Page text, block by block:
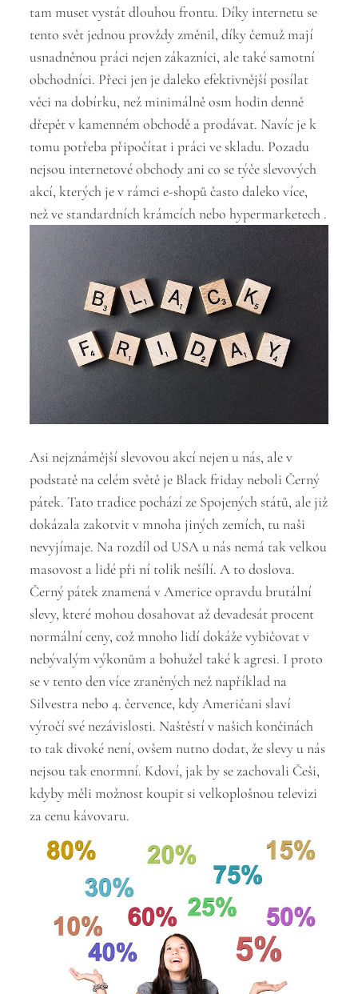
tam muset vystát dlouhou frontu. Díky internetu se
tento svět jednou provždy změnil, díky čemuž mají
usnadněnou práci nejen zákazníci, ale také samotní
obchodníci. Přeci jen je daleko efektivnější posílat
věci na dobírku, než minimálně osm hodin denně
dřepět v kamenném obchodě a prodávat. Navíc je k
tomu potřeba připočítat i práci ve skladu. Pozadu
nejsou internetové obchody ani co se týče slevových
akcí, kterých je v rámci e-shopů často daleko více,
než ve standardních krámcích nebo hypermarketech .
Asi nejznámější slevovou akcí nejen u nás, ale v
podstatě na celém světě je Black friday neboli Černý
pátek. Tato tradice pochází ze Spojených států, ale již
dokázala zakotvit v mnoha jiných zemích, tu naši
nevyjímaje. Na rozdíl od USA u nás nemá tak velkou
masovost a lidé při ní tolik nešílí. A to doslova.
Černý pátek znamená v Americe opravdu brutální
slevy, které mohou dosahovat až devadesát procent
normální ceny, což mnoho lidí dokáže vybičovat v
nebývalým výkonům a bohužel také k agresi. I proto
se v tento den více zraněných než například na
Silvestra nebo 4. července, kdy Američani slaví
výročí své nezávislosti. Naštěstí v našich končinách
to tak divoké není, ovšem nutno dodat, že slevy u nás
nejsou tak enormní. Kdoví, jak by se zachovali Češi,
kdyby měli možnost koupit si velkoplošnou televizi
za cenu kávovaru.